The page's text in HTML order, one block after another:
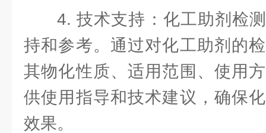
4. 技术支持：化工助剂检
持和参考。通过对化工助剂的
其物化性质、适用范围、使用
供使用指导和技术建议，确保
效果。